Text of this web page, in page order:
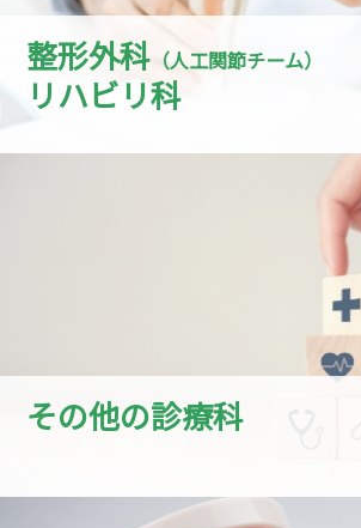
整形外科 （人工関節チーム）
リハビリ科
その他の診療科